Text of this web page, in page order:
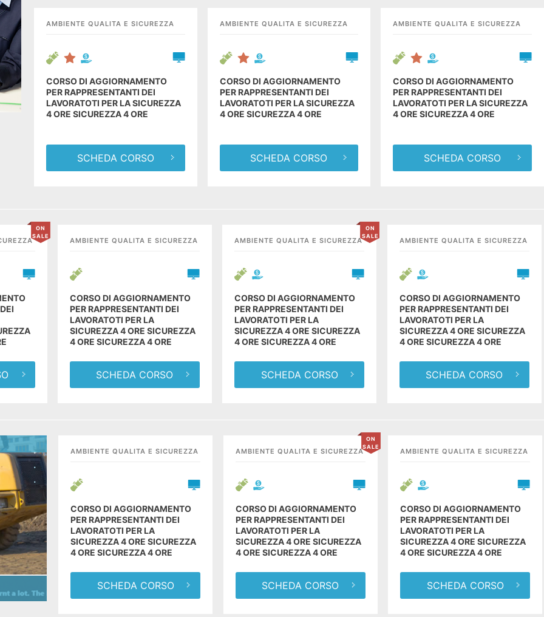
AMBIENTE QUALITA E SICUREZZA
CORSO DI AGGIORNAMENTO
PER RAPPRESENTANTI DEI
LAVORATOTI PER LA SICUREZZA
4 ORE SICUREZZA 4 ORE
SCHEDA CORSO
AMBIENTE QUALITA E SICUREZZA
CORSO DI AGGIORNAMENTO
PER RAPPRESENTANTI DEI
LAVORATOTI PER LA SICUREZZA
4 ORE SICUREZZA 4 ORE
SCHEDA CORSO
AMBIENTE QUALITA E SICUREZZA
CORSO DI AGGIORNAMENTO
PER RAPPRESENTANTI DEI
LAVORATOTI PER LA SICUREZZA
4 ORE SICUREZZA 4 ORE
SCHEDA CORSO
ON
SALE
AMBIENTE QUALITA E SICUREZZA
CORSO DI AGGIORNAMENTO
PER RAPPRESENTANTI DEI
LAVORATOTI PER LA
SICUREZZA 4 ORE SICUREZZA
4 ORE SICUREZZA 4 ORE
SCHEDA CORSO
ON
SALE
AMBIENTE QUALITA E SICUREZZA
CORSO DI AGGIORNAMENTO
PER RAPPRESENTANTI DEI
LAVORATOTI PER LA
SICUREZZA 4 ORE SICUREZZA
4 ORE SICUREZZA 4 ORE
SCHEDA CORSO
AMBIENTE QUALITA E SICUREZZA
CORSO DI AGGIORNAMENTO
PER RAPPRESENTANTI DEI
LAVORATOTI PER LA
SICUREZZA 4 ORE SICUREZZA
4 ORE SICUREZZA 4 ORE
SCHEDA CORSO
AMBIENTE QUALITA E SICUREZZA
CORSO DI AGGIORNAMENTO
PER RAPPRESENTANTI DEI
LAVORATOTI PER LA
SICUREZZA 4 ORE SICUREZZA
4 ORE SICUREZZA 4 ORE
SCHEDA CORSO
ON
SALE
AMBIENTE QUALITA E SICUREZZA
CORSO DI AGGIORNAMENTO
PER RAPPRESENTANTI DEI
LAVORATOTI PER LA
SICUREZZA 4 ORE SICUREZZA
4 ORE SICUREZZA 4 ORE
SCHEDA CORSO
AMBIENTE QUALITA E SICUREZZA
CORSO DI AGGIORNAMENTO
PER RAPPRESENTANTI DEI
LAVORATOTI PER LA
SICUREZZA 4 ORE SICUREZZA
4 ORE SICUREZZA 4 ORE
SCHEDA CORSO